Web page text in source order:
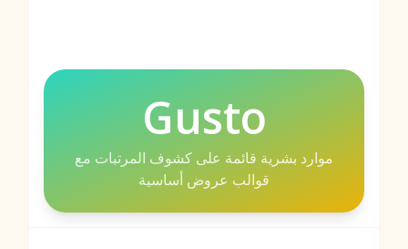
Gusto
موارد بشرية قائمة على كشوف المرتبات مع
قوالب عروض أساسية